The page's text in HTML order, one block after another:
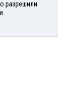
разрешили